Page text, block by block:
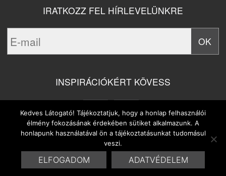
IRATKOZZ FEL HÍRLEVELÜNKRE
INSPIRÁCIÓKÉRT KÖVESS
© 2014 Marrakesh Bt. | Design & Site byHYDROGENE
Kedves Látogató! Tájékoztatjuk, hogy a honlap felhasználói
élmény fokozásának érdekében sütiket alkalmazunk. A
honlapunk használatával ön a tájékoztatásunkat tudomásul
veszi.
ELFOGADOM ADATVÉDELEM